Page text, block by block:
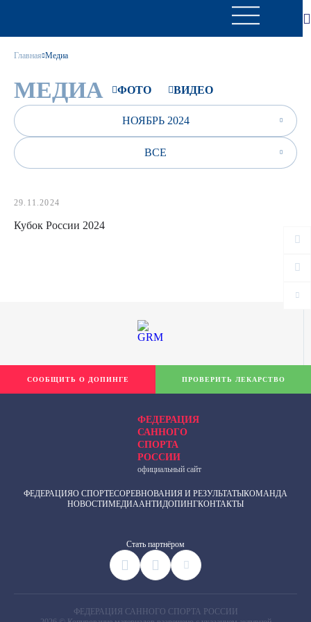
Главная Медиа
МЕДИА ФОТО ВИДЕО
НОЯБРЬ 2024
ВСЕ
29.11.2024
Кубок России 2024
ФЕДЕРАЦИЯ
САННОГО
СПОРТА
РОССИИ
официальный сайт
ФЕДЕРАЦИЯО СПОРТЕСОРЕВНОВАНИЯ И РЕЗУЛЬТАТЫКОМАНДА
НОВОСТИМЕДИААНТИДОПИНГКОНТАКТЫ
Cтать партнёром
СООБЩИТЬ О ДОПИНГЕ ПРОВЕРИТЬ ЛЕКАРСТВО
ФЕДЕРАЦИЯ САННОГО СПОРТА РОССИИ